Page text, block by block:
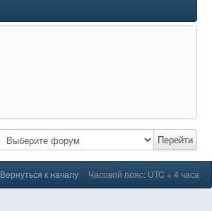
Перейти
Вернуться к началу Часовой пояс: UTC + 4 часа